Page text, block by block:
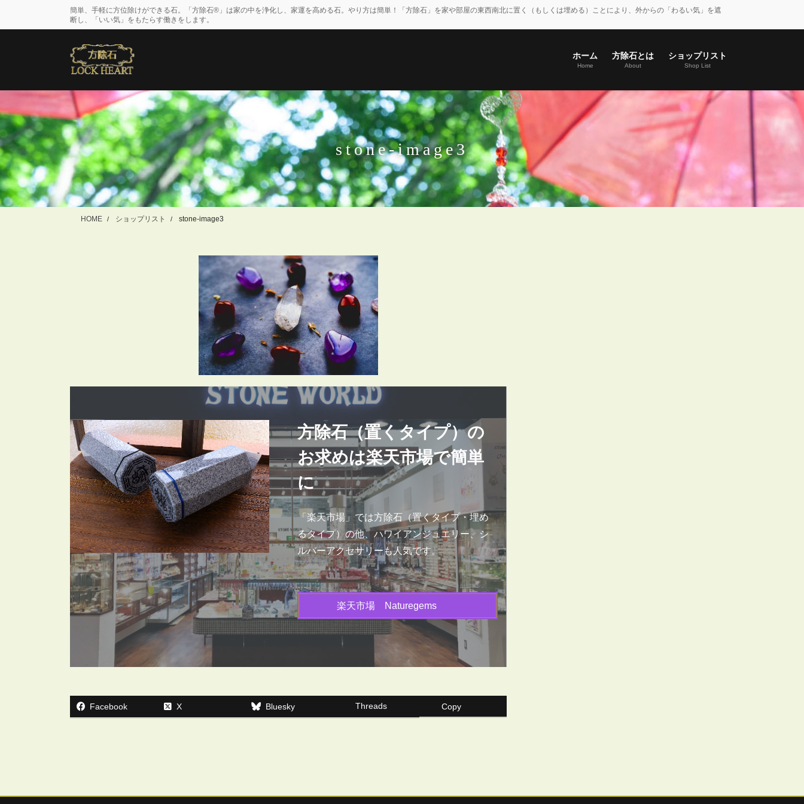
移
動
ン
に
移
動
簡単、手軽に方位除けができる石。「方除石®」は家の中を浄化し、家運を高める石。やり方は簡単！「方除石」を家や部屋の東西南北に置く（もしくは埋める）ことにより、外からの「わるい気」を遮
断し、「いい気」をもたらす働きをします。
ホーム
Home
方除石とは
About
ショップリスト
Shop List
stone-image3
HOME ショップリスト stone-image3
方除石（置くタイプ）の
お求めは楽天市場で簡単
に
「楽天市場」では方除石（置くタイプ・埋め
るタイプ）の他、ハワイアンジュエリー、シ
ルバーアクセサリーも人気です。
楽天市場 Naturegems
Facebook X Bluesky Threads Copy